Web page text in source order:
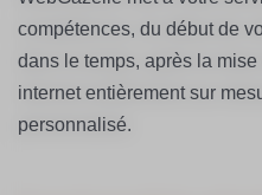
compétences, du début de
dans le temps, après la
internet entièrement sur
personnalisé.